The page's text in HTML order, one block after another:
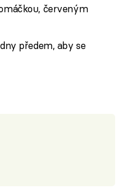
červeným
předem, aby se